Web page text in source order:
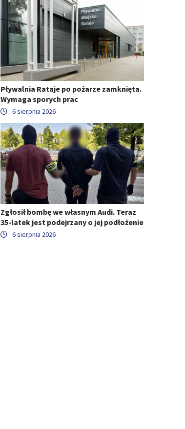
Pływalnia Rataje po pożarze zamknięta.
Wymaga sporych prac
6 sierpnia 2026
Zgłosił bombę we własnym Audi. Teraz
35-latek jest podejrzany o jej podłożenie
6 sierpnia 2026